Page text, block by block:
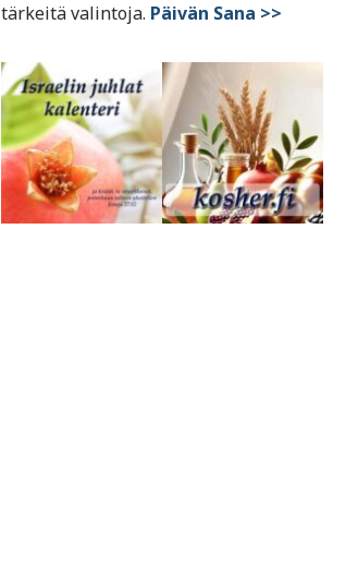
tärkeitä valintoja. Päivän Sana >>